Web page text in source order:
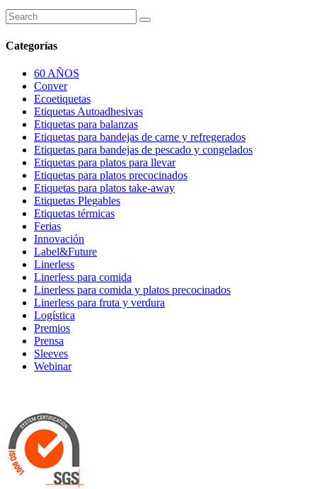
Categorías
60 AÑOS
Conver
Ecoetiquetas
Etiquetas Autoadhesivas
Etiquetas para balanzas
Etiquetas para bandejas de carne y refregerados
Etiquetas para bandejas de pescado y congelados
Etiquetas para platos para llevar
Etiquetas para platos precocinados
Etiquetas para platos take-away
Etiquetas Plegables
Etiquetas térmicas
Ferias
Innovación
Label&Future
Linerless
Linerless para comida
Linerless para comida y platos precocinados
Linerless para fruta y verdura
Logística
Premios
Prensa
Sleeves
Webinar